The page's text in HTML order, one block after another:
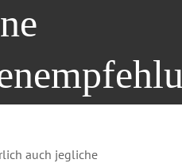
auch jegliche